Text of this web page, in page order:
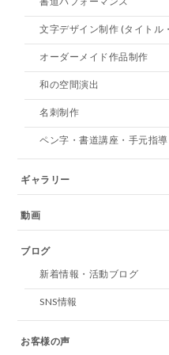
文字デザイン制作 (タイトル
オーダーメイド作品制作
和の空間演出
名刺制作
ペン字・書道講座・手元指
ギャラリー
動画
ブログ
新着情報・活動ブログ
SNS情報
お客様の声